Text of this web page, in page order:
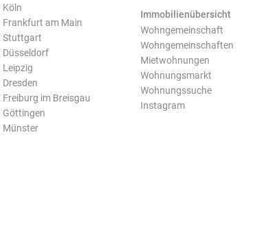
Köln
Frankfurt am Main
Stuttgart
Düsseldorf
Leipzig
im Breisgau
Göttingen
Münster
Immobilienübersicht
Wohngemeinschaft
Wohngemeinschaften
Mietwohnungen
Wohnungsmarkt
Wohnungssuche
Instagram